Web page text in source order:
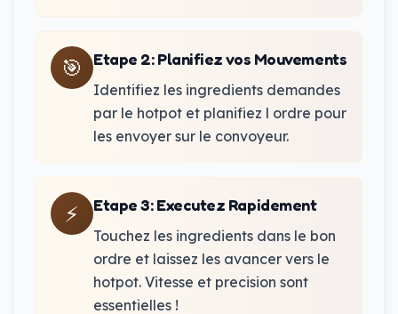
🎯 Etape 2:Planifiez vos Mouvements
Identifiez les ingredients demandes
par le hotpot et planifiez l ordre pour
les envoyer sur le convoyeur.
⚡ Etape 3:Executez Rapidement
Touchez les ingredients dans le bon
ordre et laissez les avancer vers le
hotpot. Vitesse et precision sont
essentielles !